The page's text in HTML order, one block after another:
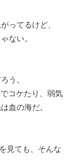
ってるけど、
ない。
う。
コケたり、弱気
血の海だ。
見ても、そんな